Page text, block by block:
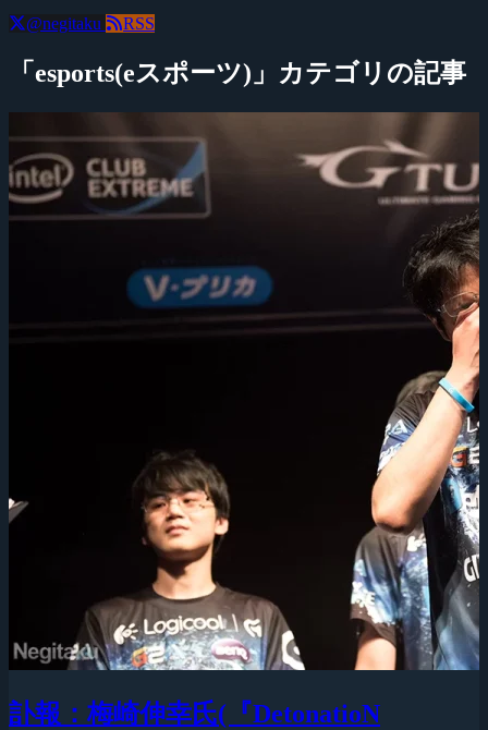
@negitaku RSS
「esports(eスポーツ)」カテゴリの記事
訃報：梅崎伸幸氏(『DetonatioN